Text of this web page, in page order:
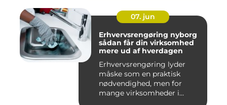
07. jun
Erhvervsrengøring nyborg
sådan får din virksomhed
mere ud af hverdagen
Erhvervsrengøring lyder
måske som en praktisk
nødvendighed, men for
mange virksomheder i